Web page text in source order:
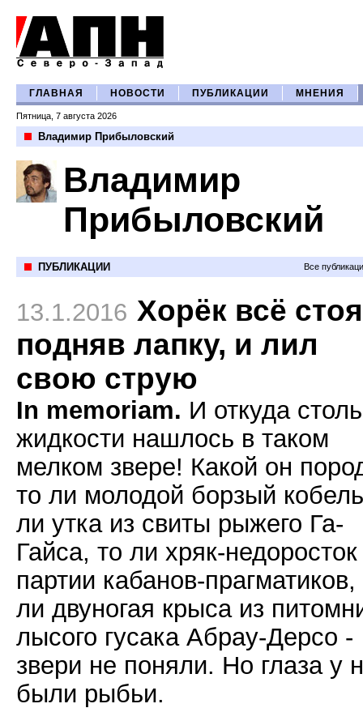
ГЛАВНАЯ НОВОСТИ ПУБЛИКАЦИИ МНЕНИЯ
Пятница, 7 августа 2026
Владимир Прибыловский
Владимир
Прибыловский
ПУБЛИКАЦИИ Все
13.1.2016 Хорёк всё
подняв лапку, и лил
свою струю
In memoriam. И откуда
жидкости нашлось в таком
мелком звере! Какой он
то ли молодой борзый
ли утка из свиты рыжего Га-
Гайса, то ли хряк-недоросток
партии кабанов-прагматиков,
ли двуногая крыса из
лысого гусака Абрау-Дерсо -
звери не поняли. Но глаза у
были рыбьи.